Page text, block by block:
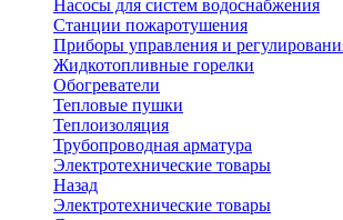
Насосы для систем водоснабжения
Станции пожаротушения
Приборы управления и
Жидкотопливные горелки
Обогреватели
Тепловые пушки
Теплоизоляция
Трубопроводная арматура
Электротехнические товары
Назад
Электротехнические товары